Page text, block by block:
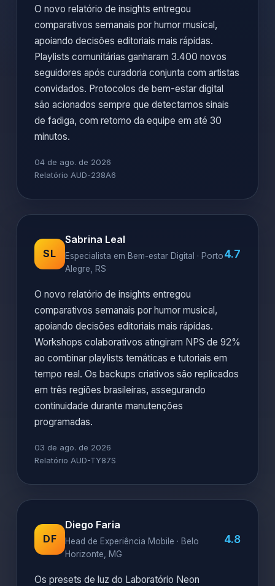
O novo relatório de insights entregou
comparativos semanais por humor musical,
apoiando decisões editoriais mais rápidas.
Playlists comunitárias ganharam 3.400 novos
seguidores após curadoria conjunta com artistas
convidados. Protocolos de bem-estar digital
são acionados sempre que detectamos sinais
de fadiga, com retorno da equipe em até 30
minutos.
04 de ago. de 2026
Relatório AUD-238A6
SL
Sabrina Leal
Especialista em Bem-estar Digital · Porto
Alegre, RS
4.7
O novo relatório de insights entregou
comparativos semanais por humor musical,
apoiando decisões editoriais mais rápidas.
Workshops colaborativos atingiram NPS de 92%
ao combinar playlists temáticas e tutoriais em
tempo real. Os backups criativos são replicados
em três regiões brasileiras, assegurando
continuidade durante manutenções
programadas.
03 de ago. de 2026
Relatório AUD-TY87S
DF
Diego Faria
Head de Experiência Mobile · Belo
Horizonte, MG
4.8
Os presets de luz do Laboratório Neon